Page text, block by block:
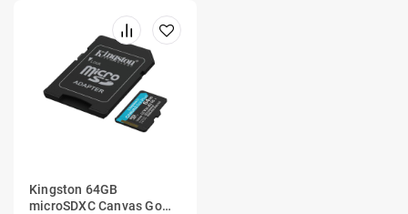
Kingston 64GB
microSDXC Canvas Go